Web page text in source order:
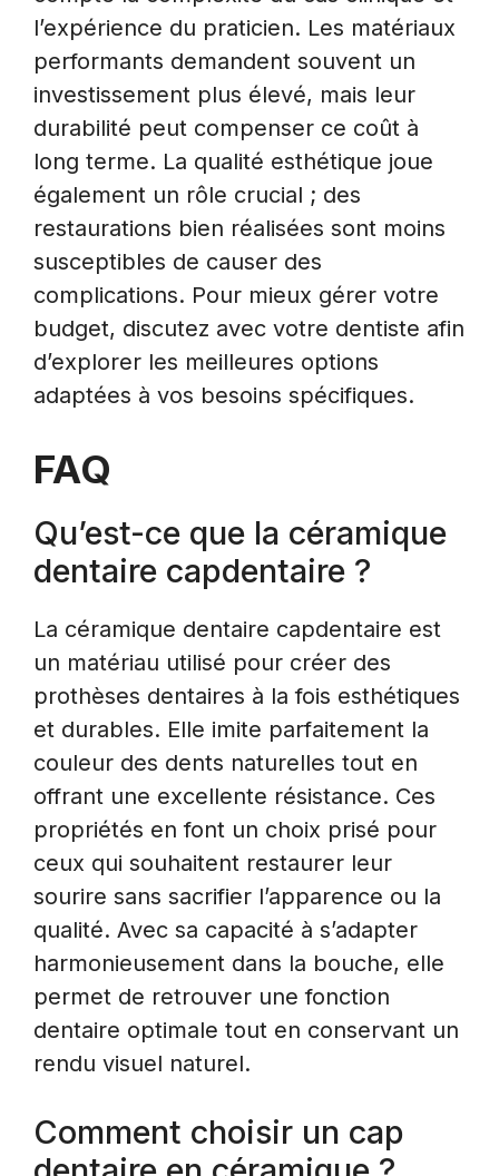
l’expérience du praticien. Les matériaux
performants demandent souvent un
investissement plus élevé, mais leur
durabilité peut compenser ce coût à
long terme. La qualité esthétique joue
également un rôle crucial ; des
restaurations bien réalisées sont moins
susceptibles de causer des
complications. Pour mieux gérer votre
budget, discutez avec votre dentiste afin
d’explorer les meilleures options
adaptées à vos besoins spécifiques.
FAQ
Qu’est-ce que la céramique
dentaire capdentaire ?
La céramique dentaire capdentaire est
un matériau utilisé pour créer des
prothèses dentaires à la fois esthétiques
et durables. Elle imite parfaitement la
couleur des dents naturelles tout en
offrant une excellente résistance. Ces
propriétés en font un choix prisé pour
ceux qui souhaitent restaurer leur
sourire sans sacrifier l’apparence ou la
qualité. Avec sa capacité à s’adapter
harmonieusement dans la bouche, elle
permet de retrouver une fonction
dentaire optimale tout en conservant un
rendu visuel naturel.
Comment choisir un cap